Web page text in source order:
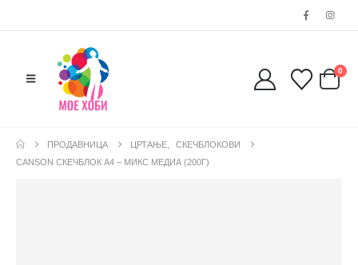
0
ПРОДАВНИЦА ЦРТАЊЕ
СКЕЧБЛОКОВИ
CANSON СКЕЧБЛОК А4 – МИКС МЕДИА (200Г)